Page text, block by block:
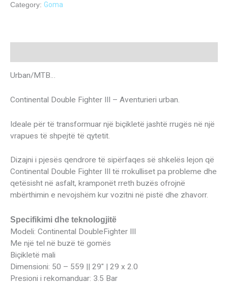
Category: Goma
Urban/MTB…
Continental Double Fighter III – Aventurieri urban.
Ideale për të transformuar një biçikletë jashtë rrugës në një
vrapues të shpejtë të qytetit.
Dizajni i pjesës qendrore të sipërfaqes së shkelës lejon që
Continental Double Fighter III të rrokulliset pa probleme dhe
qetësisht në asfalt, kramponët rreth buzës ofrojnë
mbërthimin e nevojshëm kur vozitni në pistë dhe zhavorr.
Specifikimi dhe teknologjitë
Modeli: Continental DoubleFighter III
Me një tel në buzë të gomës
Biçikletë mali
Dimensioni: 50 – 559 || 29″ | 29 x 2.0
Presioni i rekomanduar: 3.5 Bar